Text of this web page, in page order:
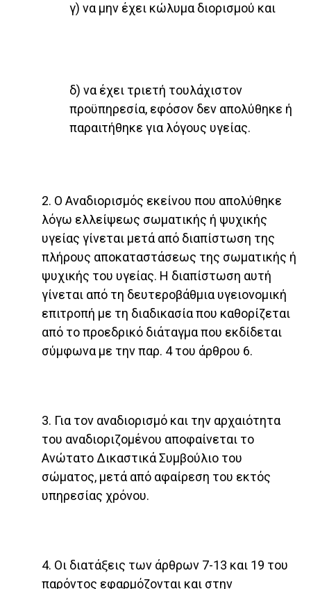
γ) να μην έχει κώλυμα διορισμού και
δ) να έχει τριετή τουλάχιστον
προϋπηρεσία, εφόσον δεν απολύθηκε ή
παραιτήθηκε για λόγους υγείας.
2. Ο Αναδιορισμός εκείνου που απολύθηκε
λόγω ελλείψεως σωματικής ή ψυχικής
υγείας γίνεται μετά από διαπίστωση της
πλήρους αποκαταστάσεως της σωματικής ή
ψυχικής του υγείας. Η διαπίστωση αυτή
γίνεται από τη δευτεροβάθμια υγειονομική
επιτροπή με τη διαδικασία που καθορίζεται
από το προεδρικό διάταγμα που εκδίδεται
σύμφωνα με την παρ. 4 του άρθρου 6.
3. Για τον αναδιορισμό και την αρχαιότητα
του αναδιοριζομένου αποφαίνεται το
Ανώτατο Δικαστικά Συμβούλιο του
σώματος, μετά από αφαίρεση του εκτός
υπηρεσίας χρόνου.
4. Οι διατάξεις των άρθρων 7-13 και 19 του
παρόντος εφαρμόζονται και στην